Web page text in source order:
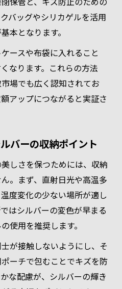
バッグやシリカゲルを活用
本となります。
ースや布袋に入れること
なります。これらの方法
場でも広く認知されてお
アップにつながると実証さ
バーの収納ポイント
しさを保つためには、収納
。まず、直射日光や高温多
度変化の少ない場所が適し
はシルバーの変色が早まる
使用を推奨します。
が接触しないようにし、そ
ーチで包むことでキズを防
な配慮が、シルバーの輝き